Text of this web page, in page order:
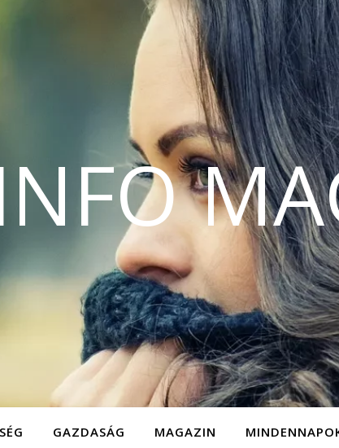
GAZDASÁG MAGAZIN